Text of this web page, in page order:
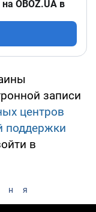
OBOZ.UA в
записи
центров
поддержки
в